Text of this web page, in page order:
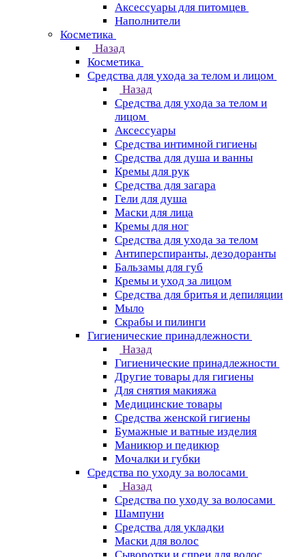
Аксессуары для питомцев
Наполнители
Косметика
Назад
Косметика
Средства для ухода за телом и лицом
Назад
Средства для ухода за телом и
лицом
Аксессуары
Средства интимной гигиены
Средства для душа и ванны
Кремы для рук
Средства для загара
Гели для душа
Маски для лица
Кремы для ног
Средства для ухода за телом
Антиперспиранты, дезодоранты
Бальзамы для губ
Кремы и уход за лицом
Средства для бритья и депиляции
Мыло
Скрабы и пилинги
Гигиенические принадлежности
Назад
Гигиенические принадлежности
Другие товары для гигиены
Для снятия макияжа
Медицинские товары
Средства женской гигиены
Бумажные и ватные изделия
Маникюр и педикюр
Мочалки и губки
Средства по уходу за волосами
Назад
Средства по уходу за волосами
Шампуни
Средства для укладки
Маски для волос